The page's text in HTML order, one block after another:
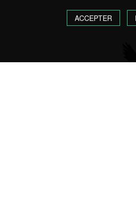
ACCEPTER